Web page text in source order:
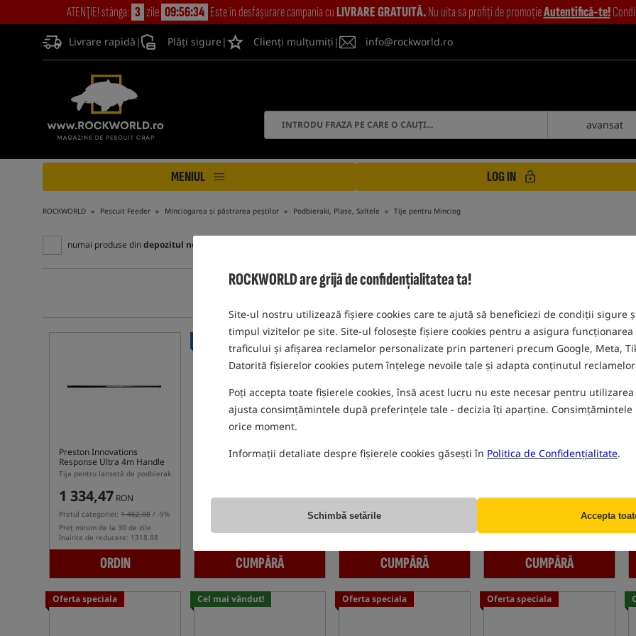
ROCKWORLD are grijă de confidențialitatea ta!
Site-ul nostru utilizează fișiere cookies care te ajută să beneficiezi de condiții sigure
timpul vizitelor pe site. Site-ul folosește fișiere cookies pentru a asigura funcționarea
traficului și afișarea reclamelor personalizate prin parteneri precum Google, Meta,
Datorită fișierelor cookies putem înțelege nevoile tale și adapta conținutul
Poți accepta toate fișierele cookies, însă acest lucru nu este necesar pentru
ajusta consimțămintele după preferințele tale - decizia îți aparține.
orice moment.
Informații detaliate despre fișierele cookies găsești în Politica de Confidențialitate.
Schimbă setările Accepta
ATENŢIE! stânga: 3 zile 09:56:33 Este în desfășurare campania cuLIVRARE GRATUITĂ.Nu uita să profiți de promoțieAutentifică-te!
Livrare rapidă | Plăți sigure | Clienți mulțumiți | info@rockworld.ro
avansat
MENIUL LOG IN
ROCKWORLD Pescuit Feeder Minciogarea și păstrarea peștilor Podbieraki, Plase, Saltele Tije pentru Minciog
numai produse dindepozitul nostru
Preston Innovations
Response Ultra 4m Handle
Tija pentru lansetă de podbierak
1 334,47 RON
Pretul categoriei: 1 462,08 / -9%
Preț minim de la 30 de zile
înainte de reducere: 1318.88
ORDIN
Matrix Horizon Ultra PRO
1 157,84RON
CUMPĂRĂ
Oferta speciala
Matrix Horizon X Class Net
Handles
667,52RON
Pretul categoriei:
CUMPĂRĂ
Noutate!
Matrix Horizon Ultra PRO
Handle - 4 m
980,62RON
CUMPĂRĂ
Oferta speciala Cel mai vândut! Oferta speciala Oferta speciala